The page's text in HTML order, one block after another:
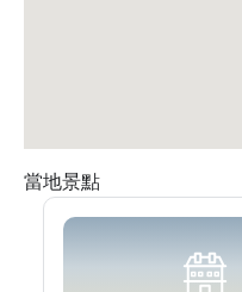
當地景點